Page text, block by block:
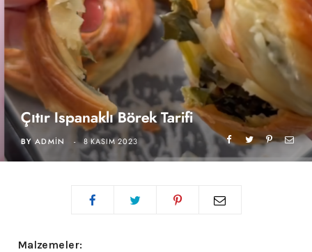
Çıtır Ispanaklı Börek Tarifi
BY ADMIN 8 KASIM 2023
Malzemeler: